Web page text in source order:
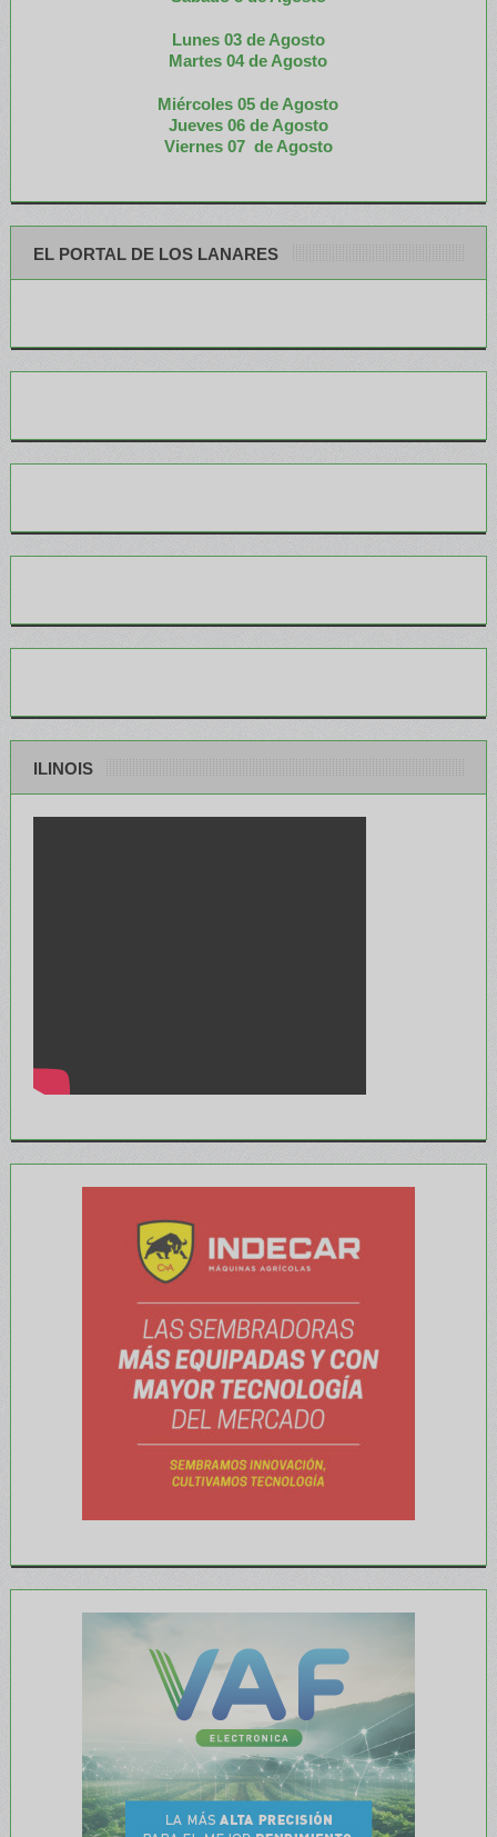
Lunes 03 de Agosto
Martes 04 de Agosto
Miércoles 05 de Agosto
Jueves 06 de Agosto
Viernes 07 de Agosto
EL PORTAL DE LOS LANARES
ILINOIS